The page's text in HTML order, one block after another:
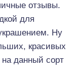
отзывы.
для
Ну
красивых
данный сорт